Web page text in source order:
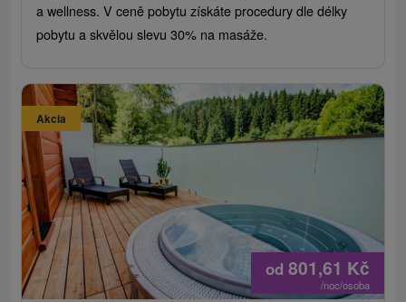
a wellness. V ceně pobytu získáte procedury dle délky
pobytu a skvělou slevu 30% na masáže.
Akcia
od 801,61 Kč
/noc/osoba